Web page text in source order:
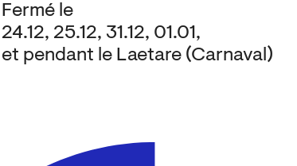
Fermé le
24.12, 25.12, 31.12, 01.01,
et pendant le Laetare (Carnaval)